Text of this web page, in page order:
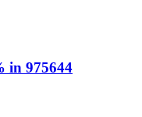
in 975644